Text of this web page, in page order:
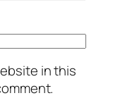
in this